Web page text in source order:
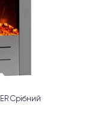
Срібний